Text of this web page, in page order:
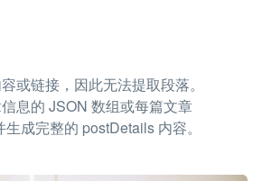
或链接，因此无法提取段落。
息的 JSON 数组或每篇文章
成完整的 postDetails 内容。